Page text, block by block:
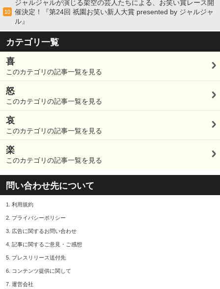
10
ジャルジャルが演じる架空の芸人たちによる、お笑い賞レース開
催決定！『第24回 祇園お笑い新人大賞 presented by ジャルジャ
ル』
カテゴリ一覧
喜
このカテゴリの記事一覧を見る
怒
このカテゴリの記事一覧を見る
哀
このカテゴリの記事一覧を見る
楽
このカテゴリの記事一覧を見る
問い合わせ先について
1. 利用規約
2. プライバシーポリシー
3. 広告に関するお問い合わせ
4. 記事に関するご意見・ご感想
5. プレスリリース送付先
6. コンテンツ提供に関して
7. 運営会社